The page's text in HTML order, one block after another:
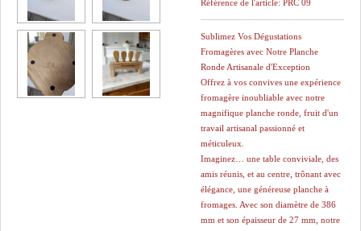
Référence de l'article: PRC 09
Sublimez Vos Dégustations
Fromagères avec Notre Planche
Ronde Artisanale d'Exception
Offrez à vos convives une expérience
fromagère inoubliable avec notre
magnifique planche ronde, fruit d'un
travail artisanal passionné et
méticuleux.
Imaginez… une table conviviale, des
amis réunis, et au centre, trônant avec
élégance, une généreuse planche à
fromages. Avec son diamètre de 386
mm et son épaisseur de 27 mm, notre